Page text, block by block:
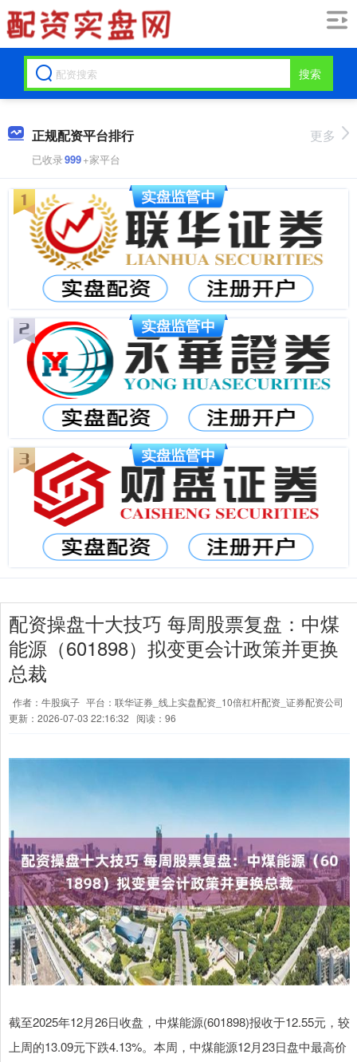
搜索
正规配资平台排行
已收录999+家平台
更多
配资操盘十大技巧 每周股票复盘：中煤
能源（601898）拟变更会计政策并更换
总裁
作者：牛股疯子 平台：联华证券_线上实盘配资_10倍杠杆配资_证券配资公司
更新：2026-07-03 22:16:32
阅读：96
截至2025年12月26日收盘，中煤能源(601898)报收于12.55元，较
上周的13.09元下跌4.13%。本周，中煤能源12月23日盘中最高价